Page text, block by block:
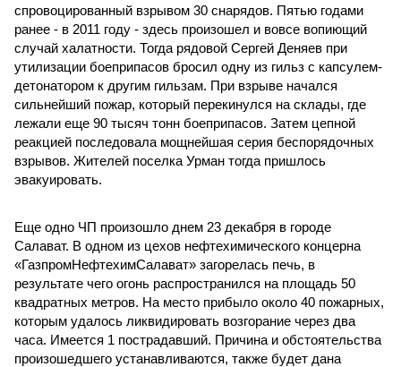
спровоцированный взрывом 30 снарядов. Пятью годами
ранее - в 2011 году - здесь произошел и вовсе вопиющий
случай халатности. Тогда рядовой Сергей Деняев при
утилизации боеприпасов бросил одну из гильз с капсулем-
детонатором к другим гильзам. При взрыве начался
сильнейший пожар, который перекинулся на склады, где
лежали еще 90 тысяч тонн боеприпасов. Затем цепной
реакцией последовала мощнейшая серия беспорядочных
взрывов. Жителей поселка Урман тогда пришлось
эвакуировать.
Еще одно ЧП произошло днем 23 декабря в городе
Салават. В одном из цехов нефтехимического концерна
«ГазпромНефтехимСалават» загорелась печь, в
результате чего огонь распространился на площадь 50
квадратных метров. На место прибыло около 40 пожарных,
которым удалось ликвидировать возгорание через два
часа. Имеется 1 пострадавший. Причина и обстоятельства
произошедшего устанавливаются, также будет дана